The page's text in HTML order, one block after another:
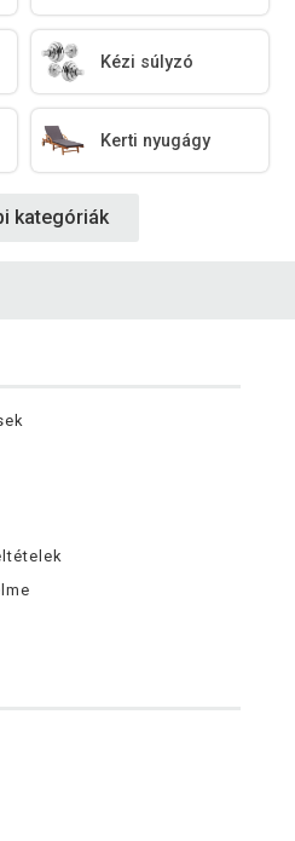
Kézi súlyzó
Kerti nyugágy
kategóriák